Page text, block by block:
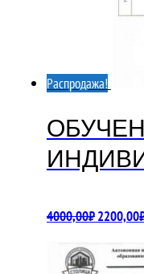
Распродажа!
4000,00₽цена
2200,00